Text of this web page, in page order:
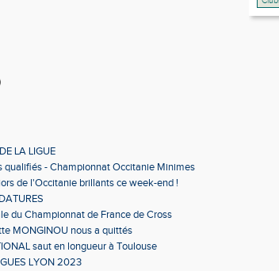
LA LIGUE
qualifiés - Championnat Occitanie Minimes
de l'Occitanie brillants ce week-end !
du Championnat de France de Cross
MONGINOU nous a quittés
saut en longueur à Toulouse
LYON 2023